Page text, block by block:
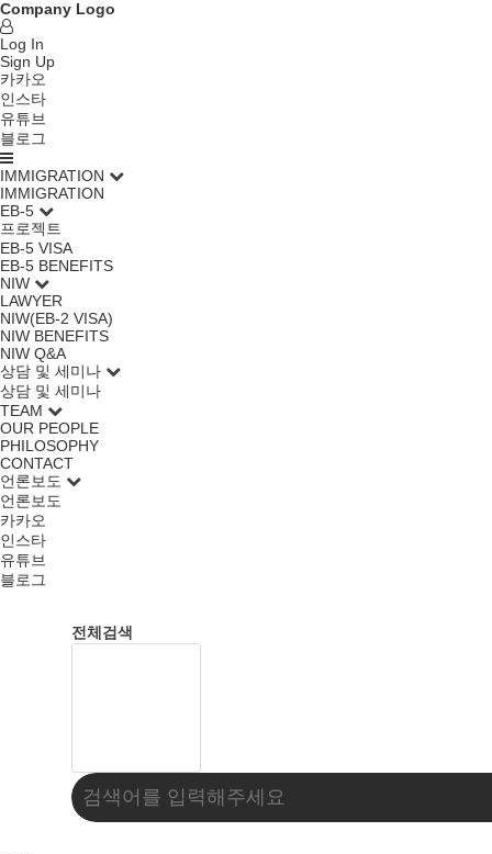
Company Logo
Log In
Sign Up
카카오
인스타
유튜브
블로그
IMMIGRATION
IMMIGRATION
EB-5
프로젝트
EB-5 VISA
EB-5 BENEFITS
NIW
LAWYER
NIW(EB-2 VISA)
NIW BENEFITS
NIW Q&A
상담 및 세미나
상담 및 세미나
TEAM
OUR PEOPLE
PHILOSOPHY
CONTACT
언론보도
언론보도
카카오
인스타
유튜브
블로그
전체검색